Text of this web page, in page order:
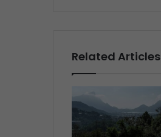
Related Articles